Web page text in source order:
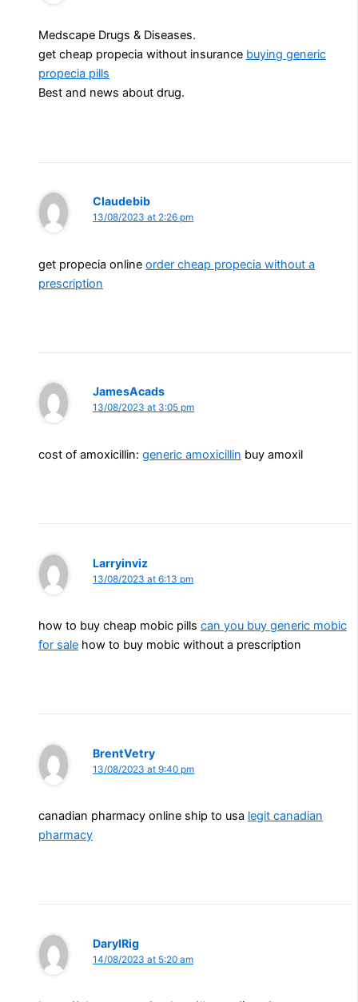
Medscape Drugs & Diseases.
get cheap propecia without insurance buying generic
propecia pills
Best and news about drug.
Claudebib
13/08/2023 at 2:26 pm
get propecia online order cheap propecia without a
prescription
JamesAcads
13/08/2023 at 3:05 pm
cost of amoxicillin: generic amoxicillin buy amoxil
Larryinviz
13/08/2023 at 6:13 pm
how to buy cheap mobic pills can you buy generic mobic
for sale how to buy mobic without a prescription
BrentVetry
13/08/2023 at 9:40 pm
canadian pharmacy online ship to usa legit canadian
pharmacy
DarylRig
14/08/2023 at 5:20 am